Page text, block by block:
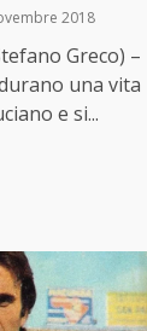
2018
Greco) –
una vita
e si...